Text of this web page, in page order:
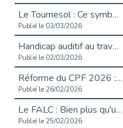
Le Tournesol : Ce symbole discret qui change la vie des personnes en situation de handicap invisible
Publié le 03/03/2026
Handicap auditif au travail : rendre l’invisible accessible
Publié le 02/03/2026
Réforme du CPF 2026 : Ce qui change ce printemps pour vos droits à la formation
Publié le 26/02/2026
Le FALC : Bien plus qu'une écriture, un levier d'inclusion
Publié le 25/02/2026